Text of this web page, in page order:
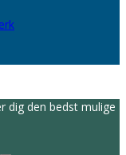
dig den bedst mulige